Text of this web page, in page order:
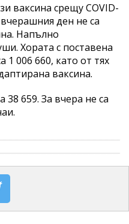
ваксина срещу COVID-
ден не са
Напълно
Хората с поставена
1 006 660, като от тях
ваксина.
38 659. За вчера не са